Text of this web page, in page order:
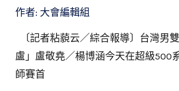
作者: 大會編輯組
〔記者粘藐云／綜合報導〕台灣男
盧」盧敬堯／楊博涵今天在超級500
師賽首
盧
／
楊